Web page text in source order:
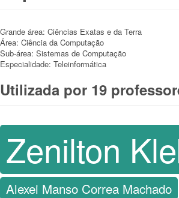
Grande área: Ciências Exatas e da Terra
Área: Ciência da Computação
Sub-área: Sistemas de Computação
Especialidade: Teleinformática
Utilizada por 19
Zenilton
Alexei Manso Correa Machado